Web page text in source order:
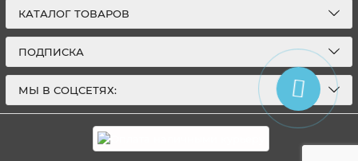
КАТАЛОГ ТОВАРОВ
ПОДПИСКА
МЫ В СОЦСЕТЯХ: